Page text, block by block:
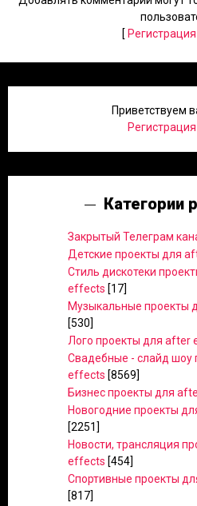
[ Регистрация
Приветствуем
Регистрация
Категории
Закрытый Телеграм
Детские проекты для
Стиль дискотеки
effects [17]
Музыкальные проекты
[530]
Лого проекты для after
Свадебные - слайд шоу
effects [8569]
Бизнес проекты для
Новогодние проекты
[2251]
Новости, трансляция
effects [454]
Спортивные проекты
[817]